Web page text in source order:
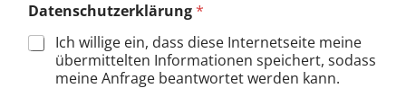
Datenschutzerklärung*
Ich willige ein, dass diese Internetseite meine
übermittelten Informationen speichert, sodass
meine Anfrage beantwortet werden kann.